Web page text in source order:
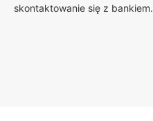
skontaktowanie się z bankiem.